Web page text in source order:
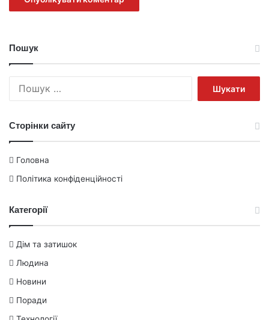
Пошук
Сторінки сайту
Головна
Політика конфіденційності
Категорії
Дім та затишок
Людина
Новини
Поради